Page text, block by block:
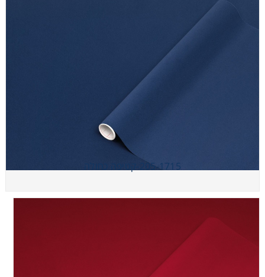
205-1715-קטיפה כחולה